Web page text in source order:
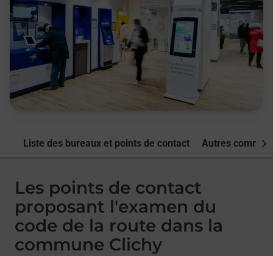
Liste des bureaux et points de contact Autres
Les points de contact
proposant l'examen du
code de la route dans la
commune Clichy